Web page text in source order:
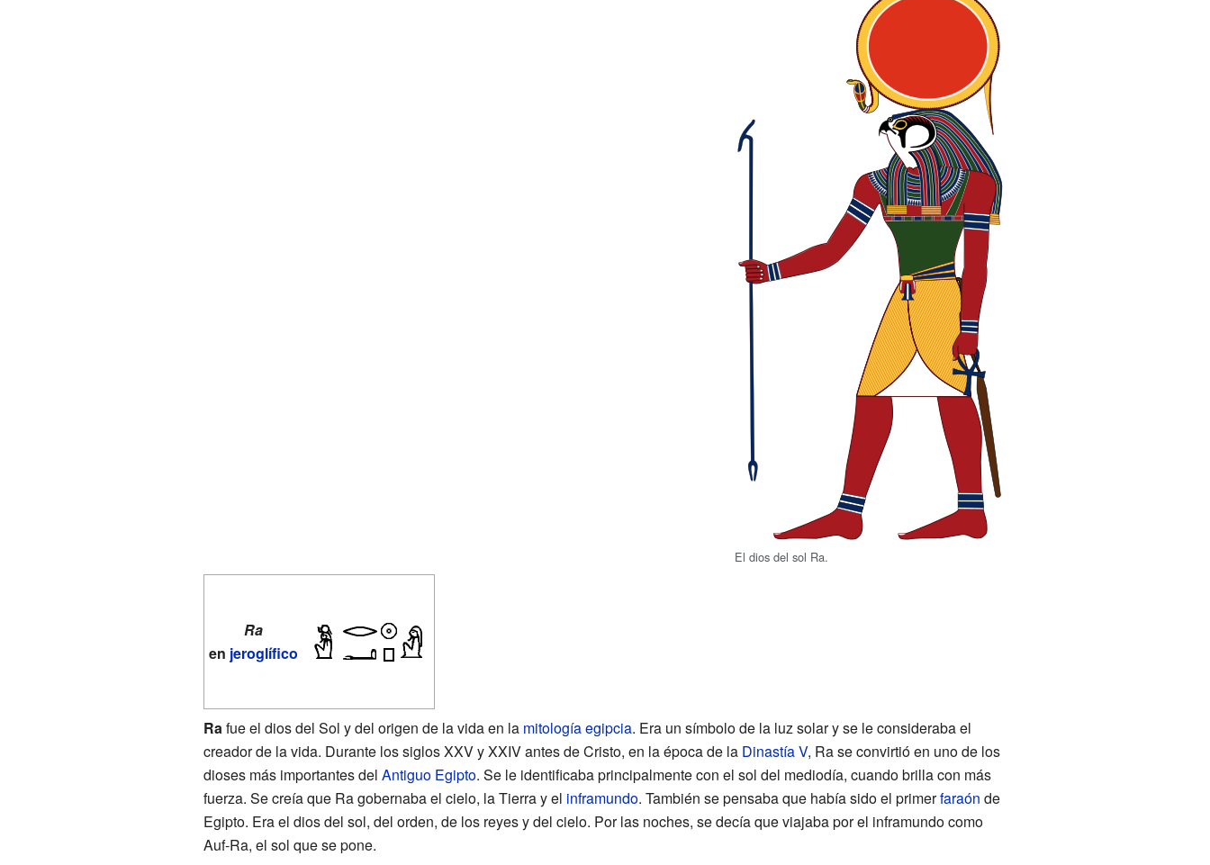
El dios del sol Ra.
Ra
en jeroglífico
Ra fue el dios del Sol y del origen de la vida en la mitología egipcia. Era un símbolo de la luz solar y se le consideraba el
creador de la vida. Durante los siglos XXV y XXIV antes de Cristo, en la época de la Dinastía V, Ra se convirtió en uno de los
dioses más importantes del Antiguo Egipto. Se le identificaba principalmente con el sol del mediodía, cuando brilla con más
fuerza. Se creía que Ra gobernaba el cielo, la Tierra y el inframundo. También se pensaba que había sido el primerfaraón de
Egipto. Era el dios del sol, del orden, de los reyes y del cielo. Por las noches, se decía que viajaba por el inframundo como
Auf-Ra, el sol que se pone.